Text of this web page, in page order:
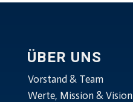
ÜBER UNS
Vorstand & Team
Werte, Mission & Vision